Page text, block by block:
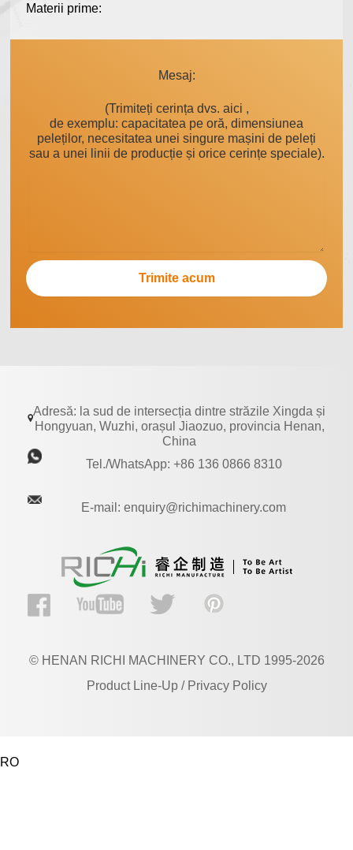
Materii prime:
Mesaj:
(Trimiteți cerința dvs. aici ,
de exemplu: capacitatea pe oră, dimensiunea
peleților, necesitatea unei singure mașini de peleți
sau a unei linii de producție și orice cerințe speciale).
Adresă: la sud de intersecția dintre străzile Xingda și
Hongyuan, Wuzhi, orașul Jiaozuo, provincia Henan,
China
Tel./WhatsApp: +86 136 0866 8310
E-mail: enquiry@richimachinery.com
© HENAN RICHI MACHINERY CO., LTD 1995-2026
Product Line-Up / Privacy Policy
RO